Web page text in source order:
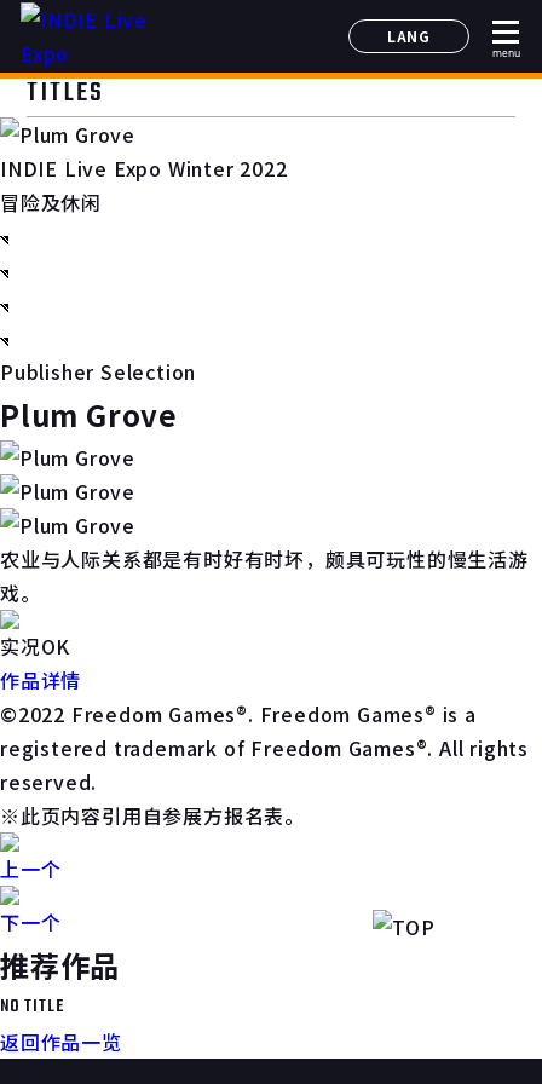
LANG
日本語
menu
TITLES
INDIE Live Expo Winter 2022
冒险及休闲
Publisher Selection
Plum Grove
农业与人际关系都是有时好有时坏，颇具可玩性的慢生活游
戏。
实况OK
作品详情
©2022 Freedom Games®. Freedom Games® is a
registered trademark of Freedom Games®. All rights
reserved.
※此页内容引用自参展方报名表。
上一个
下一个
推荐作品
NO TITLE
返回作品一览